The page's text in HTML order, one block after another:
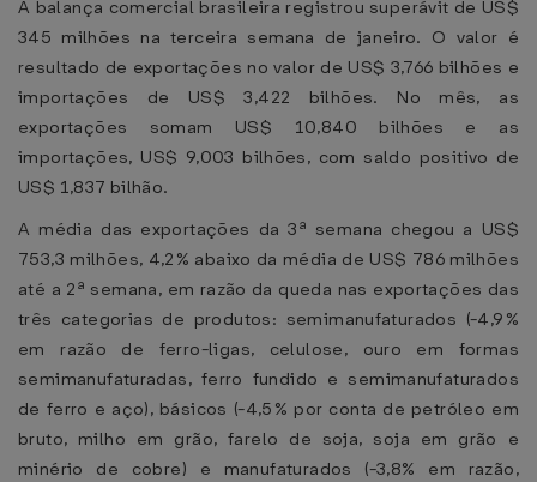
A balança comercial brasileira registrou superávit de US$
345 milhões na terceira semana de janeiro. O valor é
resultado de exportações no valor de US$ 3,766 bilhões e
importações de US$ 3,422 bilhões. No mês, as
exportações somam US$ 10,840 bilhões e as
importações, US$ 9,003 bilhões, com saldo positivo de
US$ 1,837 bilhão.
A média das exportações da 3ª semana chegou a US$
753,3 milhões, 4,2% abaixo da média de US$ 786 milhões
até a 2ª semana, em razão da queda nas exportações das
três categorias de produtos: semimanufaturados (-4,9%
em razão de ferro-ligas, celulose, ouro em formas
semimanufaturadas, ferro fundido e semimanufaturados
de ferro e aço), básicos (-4,5% por conta de petróleo em
bruto, milho em grão, farelo de soja, soja em grão e
minério de cobre) e manufaturados (-3,8% em razão,